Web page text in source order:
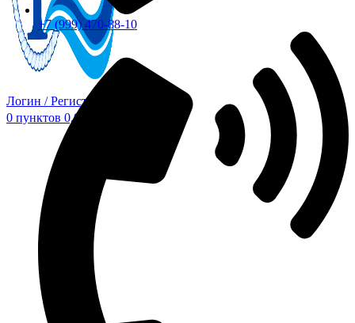
Логин / Регистрация
0 пунктов 0,00
+7 (999) 470-88-10